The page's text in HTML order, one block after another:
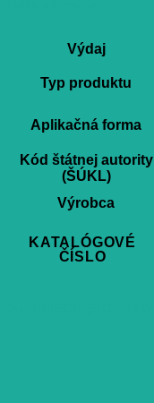
Výdaj
Typ produktu
Aplikačná forma
Kód štátnej autority
(ŠÚKL)
Výrobca
KATALÓGOVÉ
ČÍSLO